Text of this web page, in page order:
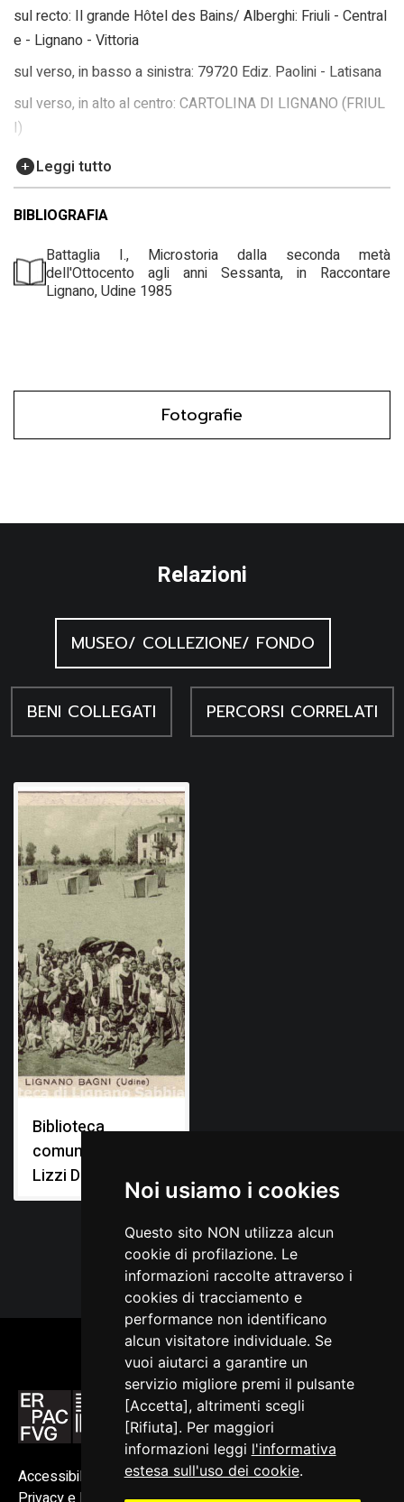
Noi usiamo i cookies
Questo sito NON utilizza alcun
cookie di profilazione. Le
informazioni raccolte attraverso i
cookies di tracciamento e
performance non identificano
alcun visitatore individuale. Se
vuoi aiutarci a garantire un
servizio migliore premi il pulsante
[Accetta], altrimenti scegli
[Rifiuta]. Per maggiori
informazioni leggi l'informativa
estesa sull'uso dei cookie.
sul recto: Il grande Hôtel des Bains/ Alberghi: Friuli - Central
e - Lignano - Vittoria
sul verso, in basso a sinistra: 79720 Ediz. Paolini - Latisana
sul verso, in alto al centro: CARTOLINA DI LIGNANO (FRIUL
I)
sul verso, al centro: LATISANA
sul verso, a sinistra: Lignano 29-7/ affettuosamente/ Antoni
etta/ Carlo Pia Franca
sul verso, a destra: Signora/ Maria Ballico - Bearzi/ Udine Co
droipo
Leggi tutto
BIBLIOGRAFIA
Battaglia I., Microstoria dalla seconda metà
dell'Ottocento agli anni Sessanta, in Raccontare
Lignano, Udine 1985
Fotografie
Relazioni
MUSEO/ COLLEZIONE/ FONDO
BENI COLLEGATI PERCORSI CORRELATI
Biblioteca
comunale "Bruna
Lizzi De Minicis"
Accessibilità